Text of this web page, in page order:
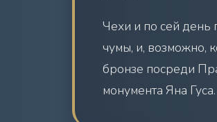
Чехи и по сей день
чумы, и, возможно,
бронзе посреди
монумента Яна Гуса.